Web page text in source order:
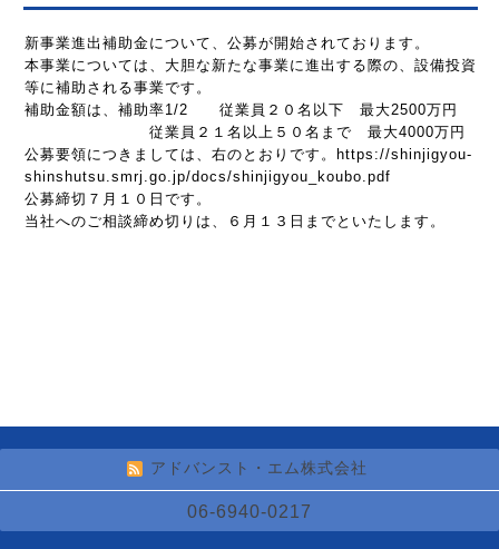
新事業進出補助金について、公募が開始されております。
本事業については、大胆な新たな事業に進出する際の、設備投資
等に補助される事業です。
補助金額は、補助率1/2 従業員２０名以下 最大2500万円
従業員２１名以上５０名まで 最大4000万円
公募要領につきましては、右のとおりです。https://shinjigyou-
shinshutsu.smrj.go.jp/docs/shinjigyou_koubo.pdf
公募締切７月１０日です。
当社へのご相談締め切りは、６月１３日までといたします。
アドバンスト・エム株式会社
06-6940-0217